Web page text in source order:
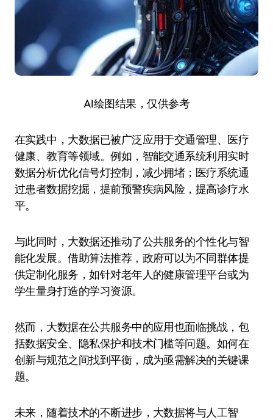
AI绘图结果，仅供参考
在实践中，大数据已被广泛应用于交通管理、医疗
健康、教育等领域。例如，智能交通系统利用实时
数据分析优化信号灯控制，减少拥堵；医疗系统通
过患者数据挖掘，提前预警疾病风险，提高诊疗水
平。
与此同时，大数据还推动了公共服务的个性化与智
能化发展。借助算法推荐，政府可以为不同群体提
供定制化服务，如针对老年人的健康管理平台或为
学生量身打造的学习资源。
然而，大数据在公共服务中的应用也面临挑战，包
括数据安全、隐私保护和技术门槛等问题。如何在
创新与规范之间找到平衡，成为亟需解决的关键课
题。
未来，随着技术的不断进步，大数据将与人工智